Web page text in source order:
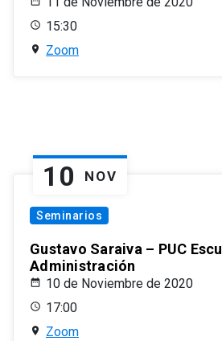
15:30
Zoom
10 NOV
Seminarios
Gustavo Saraiva – PUC
Administración
10 de Noviembre de 2020
17:00
Zoom